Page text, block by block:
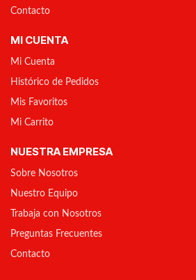
Contacto
MI CUENTA
Mi Cuenta
Histórico de Pedidos
Mis Favoritos
Mi Carrito
NUESTRA EMPRESA
Sobre Nosotros
Nuestro Equipo
Trabaja con Nosotros
Preguntas Frecuentes
Contacto